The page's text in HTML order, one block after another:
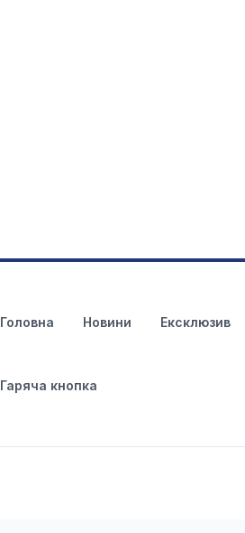
Головна Новини Ексклюзив
Гаряча кнопка